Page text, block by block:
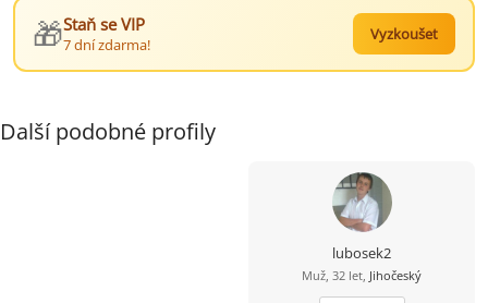
🎁Staň se VIP
7 dní zdarma!
Vyzkoušet
Další podobné profily
lubosek2
Muž, 32 let, Jihočeský